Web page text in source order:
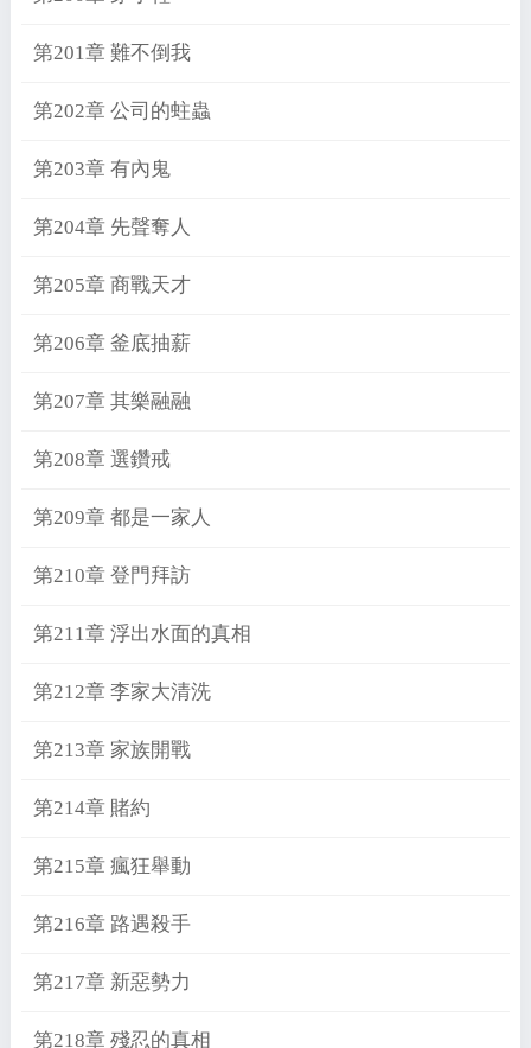
第201章 難不倒我
第202章 公司的蛀蟲
第203章 有內鬼
第204章 先聲奪人
第205章 商戰天才
第206章 釜底抽薪
第207章 其樂融融
第208章 選鑽戒
第209章 都是一家人
第210章 登門拜訪
第211章 浮出水面的真相
第212章 李家大清洗
第213章 家族開戰
第214章 賭約
第215章 瘋狂舉動
第216章 路遇殺手
第217章 新惡勢力
第218章 殘忍的真相